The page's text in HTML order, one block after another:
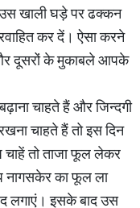
खाली घड़े पर ढक्कन
कर दें। ऐसा करने
दूसरों के मुकाबले आपके
चाहते हैं और जिन्दगी
चाहते हैं तो इस दिन
तो ताजा फूल लेकर
नागसकेर का फूल ला
इसके बाद उस